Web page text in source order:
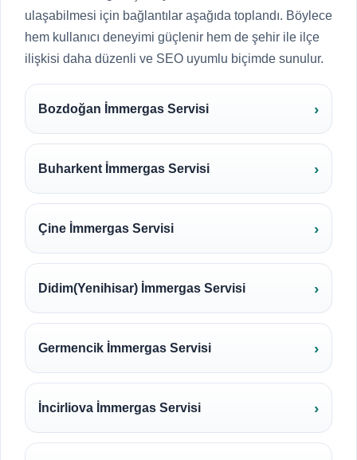
ulaşabilmesi için bağlantılar aşağıda toplandı. Böylece
hem kullanıcı deneyimi güçlenir hem de şehir ile ilçe
ilişkisi daha düzenli ve SEO uyumlu biçimde sunulur.
Bozdoğan İmmergas Servisi
Buharkent İmmergas Servisi
Çine İmmergas Servisi
Didim(Yenihisar) İmmergas Servisi
Germencik İmmergas Servisi
İncirliova İmmergas Servisi